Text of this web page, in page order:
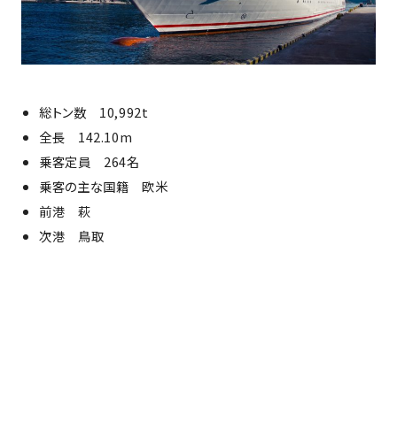
総トン数 10,992t
全長 142.10m
乗客定員 264名
乗客の主な国籍 欧米
前港 萩
次港 鳥取